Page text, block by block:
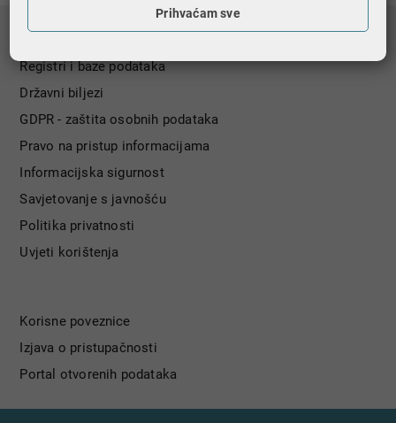
Registri i baze podataka
Državni biljezi
GDPR - zaštita osobnih podataka
Pravo na pristup informacijama
Informacijska sigurnost
Savjetovanje s javnošću
Politika privatnosti
Uvjeti korištenja
Korisne poveznice
Izjava o pristupačnosti
Portal otvorenih podataka
Prihvaćam sve